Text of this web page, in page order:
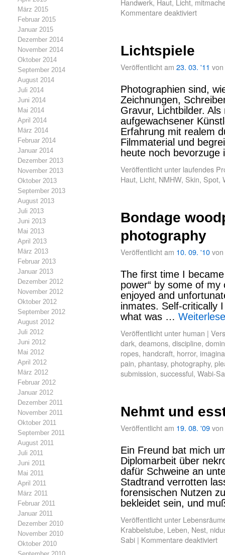
März 2015
Februar 2015
Januar 2015
Dezember 2014
November 2014
Oktober 2014
September 2014
August 2014
Juli 2014
Juni 2014
Mai 2014
April 2014
März 2014
Februar 2014
Januar 2014
Dezember 2013
November 2013
Oktober 2013
September 2013
August 2013
Juli 2013
Juni 2013
Mai 2013
April 2013
März 2013
Februar 2013
Januar 2013
Dezember 2012
November 2012
Oktober 2012
September 2012
August 2012
Juli 2012
Juni 2012
Mai 2012
April 2012
März 2012
Februar 2012
Januar 2012
Dezember 2011
November 2011
Oktober 2011
September 2011
August 2011
Juli 2011
Juni 2011
Mai 2011
April 2011
März 2011
Februar 2011
Januar 2011
Dezember 2010
November 2010
Oktober 2010
Handwerk, Haut, Licht,
Kommentare deaktiviert
Lichtspiele
Veröffentlicht am 23. 03. '11 von
Photographien sind,
Zeichnungen,
Gravur, Lichtbilder.
aufgewachsener
Erfahrung mit realem
Filmmaterial und
heute noch
Veröffentlicht unter laufendes
Haut, Licht, NMHW, Skin, Spot,
Bondage
photography
Veröffentlicht am 10. 09. '10von
The first time I
power“ by some of
enjoyed and
inmates. Self-critically
what was …
Veröffentlicht unter human |
dark, deamons, discipline,
ropes, handcraft, horror,
pain, phantasy, photography,
submission, successful, Wabi-
Nehmt und
Veröffentlicht am 19. 08. '09von
Ein Freund bat mich
Diplomarbeit über
dafür Schweine an
Stadtrand verrotten
forensischen Nutzen
bekleidet sein, und
Veröffentlicht unter
Krabbelstube, Leben, Nest,
Sabi | Kommentare deaktiviert